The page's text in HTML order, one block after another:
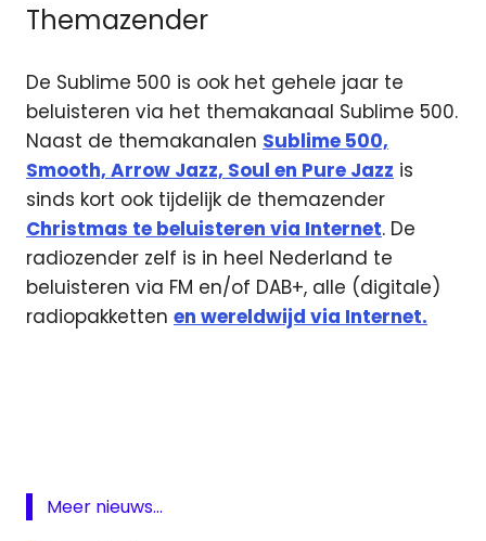
Themazender
De Sublime 500 is ook het gehele jaar te
beluisteren via het themakanaal Sublime 500.
Naast de themakanalen Sublime 500,
Smooth, Arrow Jazz, Soul en Pure Jazz is
sinds kort ook tijdelijk de themazender
Christmas te beluisteren via Internet. De
radiozender zelf is in heel Nederland te
beluisteren via FM en/of DAB+, alle (digitale)
radiopakketten en wereldwijd via Internet.
500
Meer nieuws...